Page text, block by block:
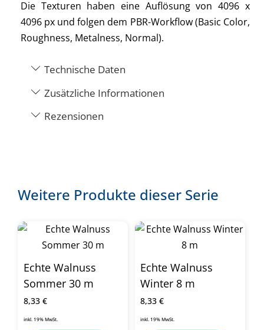
Die Texturen haben eine Auflösung von 4096 x
4096 px und folgen dem PBR-Workflow (Basic Color,
Roughness, Metalness, Normal).
Technische Daten
Zusätzliche Informationen
Rezensionen
Weitere Produkte dieser Serie
Echte Walnuss
Sommer 30 m
8,33 €
inkl. 19% MwSt.
Echte Walnuss
Winter 8 m
8,33€
inkl. 19% MwSt.